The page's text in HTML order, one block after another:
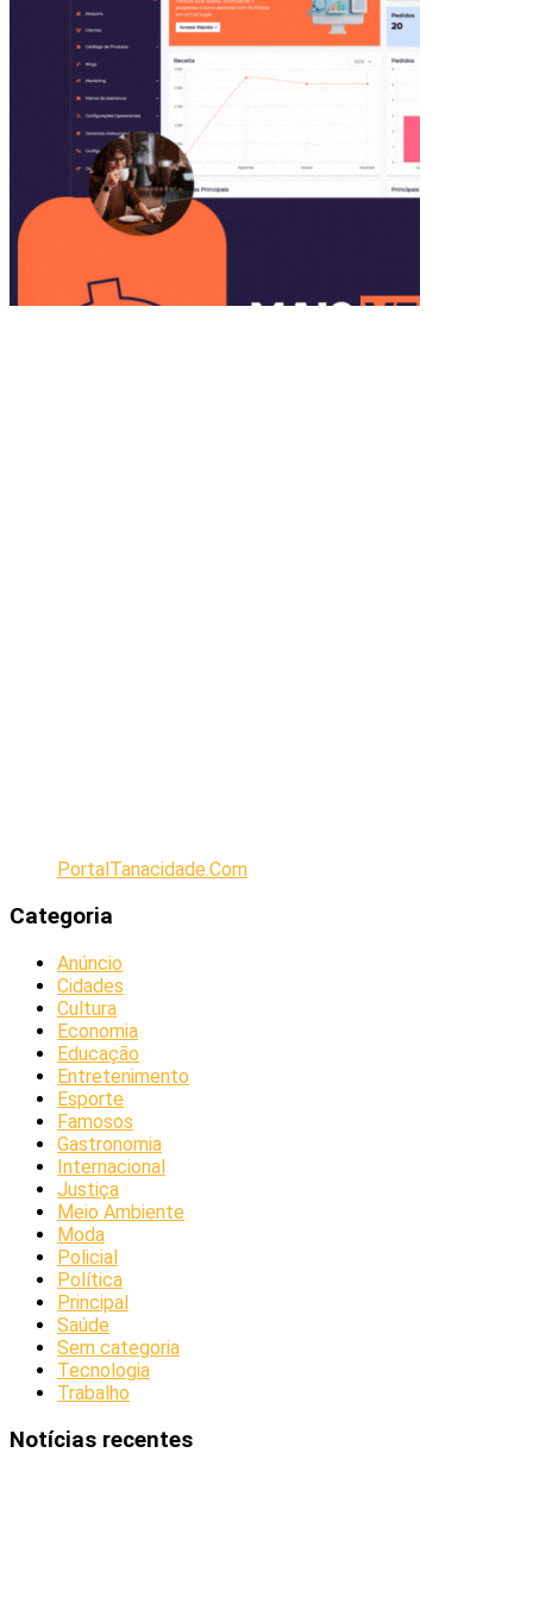
PortalTanacidade.Com
Categoria
Anúncio
Cidades
Cultura
Economia
Educação
Entretenimento
Esporte
Famosos
Gastronomia
Internacional
Justiça
Meio Ambiente
Moda
Policial
Política
Principal
Saúde
Sem categoria
Tecnologia
Trabalho
Notícias recentes